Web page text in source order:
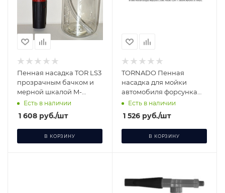
Пенная насадка TOR LS3
прозрачным бачком и
мерной шкалой M-
210300
Есть в наличии
1 608 руб./шт
В КОРЗИНУ
TORNADO Пенная
насадка для мойки
автомобиля форсунка
1.25мм. Резьба G1/4
Есть в наличии
1 526 руб./шт
В КОРЗИНУ